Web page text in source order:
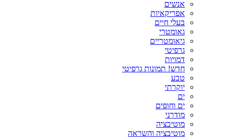
אנשים
אפריקאיות
בעלי חיים
גאומטרי
גיאומטריים
גרפיטי
דמויות
חדש! תמונות גרפיטי
טבע
יוקרתי
ים
ים וחופים
מודרני
מוטיבציה
מוטיבציה והשראה